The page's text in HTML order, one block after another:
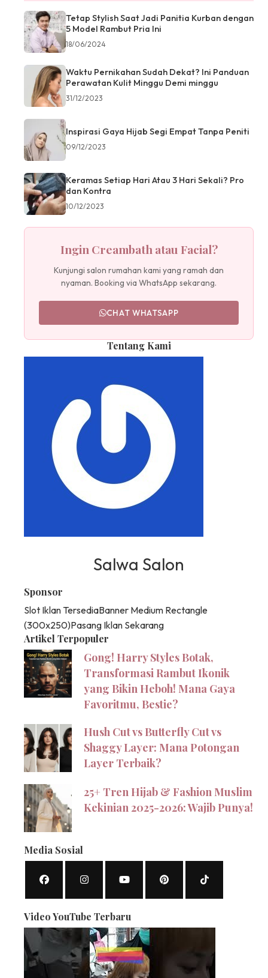
Tetap Stylish Saat Jadi Panitia Kurban dengan
5 Model Rambut Pria Ini
18/06/2024
Waktu Pernikahan Sudah Dekat? Ini Panduan
Perawatan Kulit Minggu Demi minggu
31/12/2023
Inspirasi Gaya Hijab Segi Empat Tanpa Peniti
09/12/2023
Keramas Setiap Hari Atau 3 Hari Sekali? Pro
dan Kontra
10/12/2023
Ingin Creambath atau Facial?
Kunjungi salon rumahan kami yang ramah dan
nyaman. Booking via WhatsApp sekarang.
CHAT WHATSAPP
Tentang Kami
Salwa Salon
Sponsor
Slot Iklan TersediaBanner Medium Rectangle
(300x250)Pasang Iklan Sekarang
Artikel Terpopuler
Gong! Harry Styles Botak,
Transformasi Rambut Ikonik
yang Bikin Heboh! Mana Gaya
Favoritmu, Bestie?
Hush Cut vs Butterfly Cut vs
Shaggy Layer: Mana Potongan
Layer Terbaik?
25+ Tren Hijab & Fashion Muslim
Kekinian 2025-2026: Wajib Punya!
Media Sosial
Video YouTube Terbaru